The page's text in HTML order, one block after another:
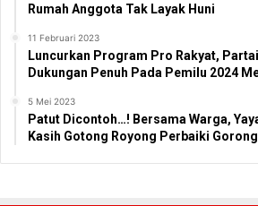
Rumah Anggota Tak Layak Huni
11 Februari 2023
Luncurkan Program Pro Rakyat,
Dukungan Penuh Pada Pemilu 2024
5 Mei 2023
Patut Dicontoh…! Bersama Warga,
Kasih Gotong Royong Perbaiki